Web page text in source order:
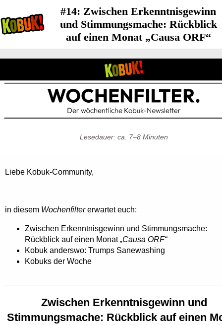
#14: Zwischen Erkenntnisgewinn
und Stimmungsmache: Rückblick
auf einen Monat „Causa ORF“